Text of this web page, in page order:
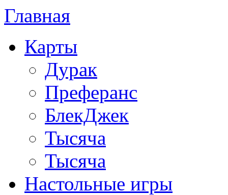
Главная
Карты
Дурак
Преферанс
БлекДжек
Тысяча
Тысяча
Настольные игры